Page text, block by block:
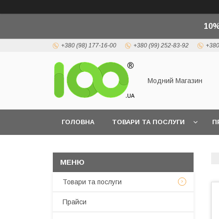
+380 (98) 177-16-00 +380 (99) 252-83-92
Модний Магазин
ГОЛОВНА ТОВАРИ ТА ПОСЛУГИ
Товари та послуги
Прайси